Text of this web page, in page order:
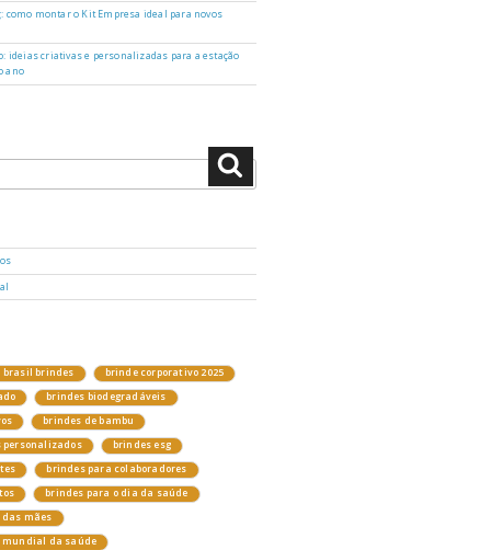
como montar o Kit Empresa ideal para novos
ideias criativas e personalizadas para a estação
ano
Pesquisar
brasil brindes
brinde corporativo 2025
brindes biodegradáveis
brindes de bambu
personalizados
brindes esg
brindes para colaboradores
brindes para o dia da saúde
mães
mundial da saúde